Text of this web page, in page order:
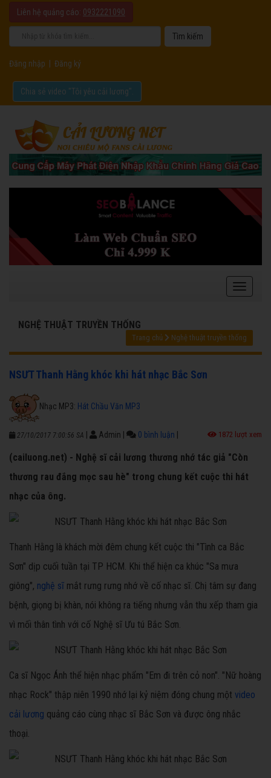
Liên hệ quảng cáo: 0932221090
Đăng nhập Đăng ký
Chia sẻ video "Tôi yêu cải lương".
NGHỆ THUẬT TRUYỀN THỐNG
Trang chủ Nghệ thuật truyền thống
NSƯT Thanh Hằng khóc khi hát nhạc Bắc Sơn
Nhạc MP3: Hát Chầu Văn MP3
27/10/2017 7:00:56 SA Admin 0 bình luận 1872 lượt xem
(cailuong.net) - Nghệ sĩ cải lương thương nhớ tác giả "Còn
thương rau đắng mọc sau hè" trong chung kết cuộc thi hát
nhạc của ông.
Thanh Hằng là khách mời đêm chung kết cuộc thi "Tình ca Bắc
Sơn" dịp cuối tuần tại TP HCM. Khi thể hiện ca khúc "Sa mưa
giông", nghệ sĩ mắt rưng rưng nhớ về cố nhạc sĩ. Chị tâm sự đang
bệnh, giọng bị khàn, nói không ra tiếng nhưng vẫn thu xếp tham gia
vì mối thân tình với cố Nghệ sĩ Ưu tú Bắc Sơn.
Ca sĩ Ngọc Ánh thể hiện nhạc phẩm "Em đi trên cỏ non". "Nữ hoàng
nhạc Rock" thập niên 1990 nhớ lại kỷ niệm đóng chung một video
cải lương quảng cáo cùng nhạc sĩ Bắc Sơn và được ông nhắc
thoại.